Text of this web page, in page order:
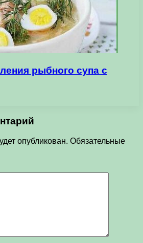
рыбного супа с
опубликован. Обязательные